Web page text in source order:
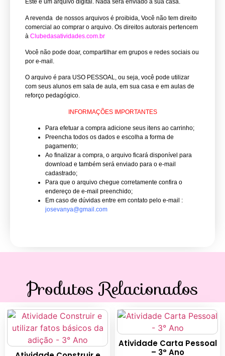
Este é um arquivo digital. Nada será enviado à sua casa.
A revenda de nossos arquivos é proibida, Você não tem direito
comercial ao comprar o arquivo. Os direitos autorais pertencem
à Clubedasatividades.com.br
Você não pode doar, compartilhar em grupos e redes sociais ou
por e-mail.
O arquivo é para USO PESSOAL, ou seja, você pode utilizar
com seus alunos em sala de aula, em sua casa e em aulas de
reforço pedagógico.
INFORMAÇÕES IMPORTANTES
Para efetuar a compra adicione seus itens ao carrinho;
Preencha todos os dados e escolha a forma de
pagamento;
Ao finalizar a compra, o arquivo ficará disponível para
download e também será enviado para o e-mail
cadastrado;
Para que o arquivo chegue corretamente confira o
endereço de e-mail preenchido;
Em caso de dúvidas entre em contato pelo e-mail :
josevanya@gmail.com
Produtos Relacionados
Atividade Carta Pessoal
– 3° Ano